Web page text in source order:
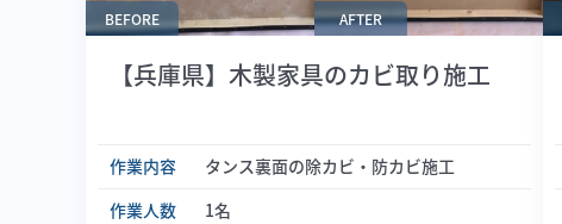
BEFORE AFTER
【兵庫県】木製家具のカビ取り施工
作業内容
タンス裏面の除カビ・防カビ施工
作業人数
1名